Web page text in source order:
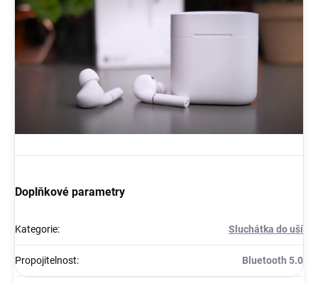
Doplňkové parametry
Kategorie: Sluchátka do uší
Propojitelnost: Bluetooth 5.0